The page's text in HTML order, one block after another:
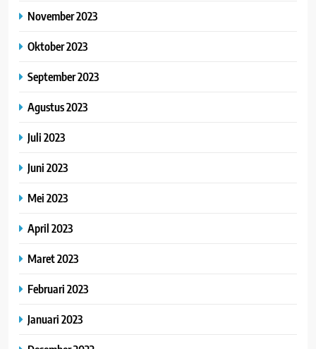
November 2023
Oktober 2023
September 2023
Agustus 2023
Juli 2023
Juni 2023
Mei 2023
April 2023
Maret 2023
Februari 2023
Januari 2023